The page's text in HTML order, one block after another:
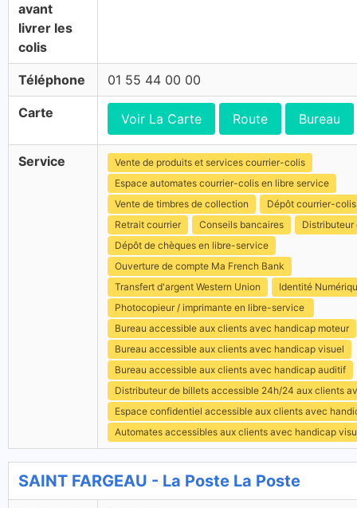
avant
livrer les
colis
Téléphone 01 55 44 00 00
Carte Voir La Carte Route Bureau
Service
Vente de produits et services courrier-colis
Espace automates courrier-colis en libre service
Vente de timbres de collection
Dépôt courrier-colis
Retrait courrier
Conseils bancaires
Distributeur
Dépôt de chèques en libre-service
Ouverture de compte Ma French Bank
Transfert d'argent Western Union
Identité
Photocopieur / imprimante en libre-service
Bureau accessible aux clients avec handicap moteur
Bureau accessible aux clients avec handicap visuel
Bureau accessible aux clients avec handicap auditif
Distributeur de billets accessible 24h/24 aux clients
Espace confidentiel accessible aux clients avec
Automates accessibles aux clients avec handicap
SAINT FARGEAU - La Poste La Poste